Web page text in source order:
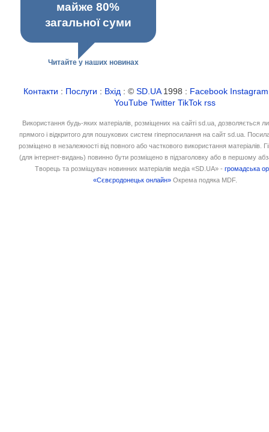
майже 80%
загальної суми
Читайте у наших новинах
Контакти : Послуги : Вхід : ©SD.UA1998 : Facebook Instagram
YouTube Twitter TikTok rss
Використання будь-яких матеріалів, розміщених на сайті sd.ua, дозволяється
прямого і відкритого для пошукових систем гіперпосилання на сайт sd.ua.
розміщено в незалежності від повного або часткового використання матеріалів.
(для інтернет-видань) повинно бути розміщено в підзаголовку або в першому
Творець та розміщувач новинних матеріалів медіа «SD.UA» -громадська
«Сєвєродонецьк онлайн» Окрема подяка MDF.